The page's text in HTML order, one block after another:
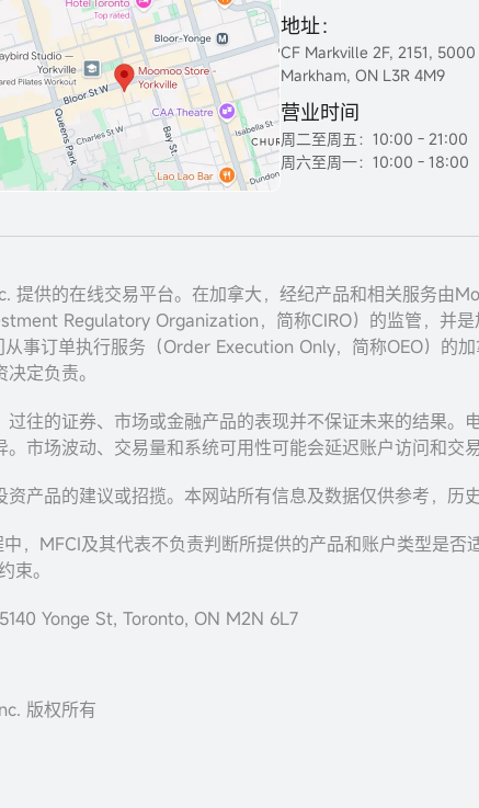
地址：
CF Markville 2F, 2151, 5000
Markham, ON L3R 4M9
营业时间
周二至周五：10:00 - 21:00
周六至周一：10:00 - 18:00
提供的在线交易平台。在加拿大，经纪产品和相关服务由
Regulatory Organization，简称CIRO）的监管，并
事订单执行服务（Order Execution Only，简称OEO）的
定负责。
往的证券、市场或金融产品的表现并不保证未来的结果
市场波动、交易量和系统可用性可能会延迟账户访问和交易
产品的建议或招揽。本网站所有信息及数据仅供参考，历
，MFCI及其代表不负责判断所提供的产品和账户类型是
束。
Yonge St, Toronto, ON M2N 6L7
版权所有